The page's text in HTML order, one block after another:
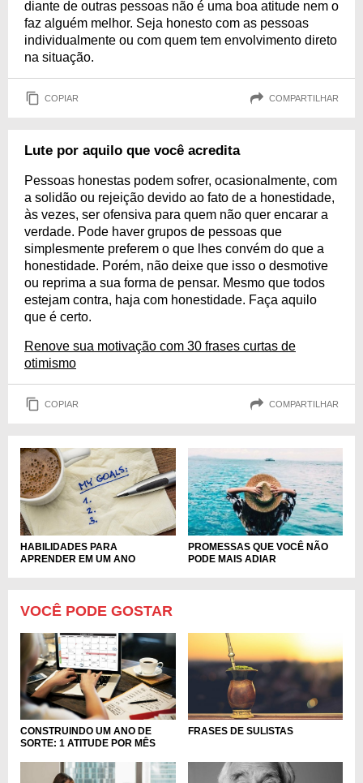
diante de outras pessoas não é uma boa atitude nem o
faz alguém melhor. Seja honesto com as pessoas
individualmente ou com quem tem envolvimento direto
na situação.
COPIAR COMPARTILHAR
Lute por aquilo que você acredita
Pessoas honestas podem sofrer, ocasionalmente, com
a solidão ou rejeição devido ao fato de a honestidade,
às vezes, ser ofensiva para quem não quer encarar a
verdade. Pode haver grupos de pessoas que
simplesmente preferem o que lhes convém do que a
honestidade. Porém, não deixe que isso o desmotive
ou reprima a sua forma de pensar. Mesmo que todos
estejam contra, haja com honestidade. Faça aquilo
que é certo.
Renove sua motivação com 30 frases curtas de
otimismo
COPIAR COMPARTILHAR
HABILIDADES PARA
APRENDER EM UM ANO
PROMESSAS QUE VOCÊ NÃO
PODE MAIS ADIAR
VOCÊ PODE GOSTAR
CONSTRUINDO UM ANO DE
SORTE: 1 ATITUDE POR MÊS
FRASES DE SULISTAS